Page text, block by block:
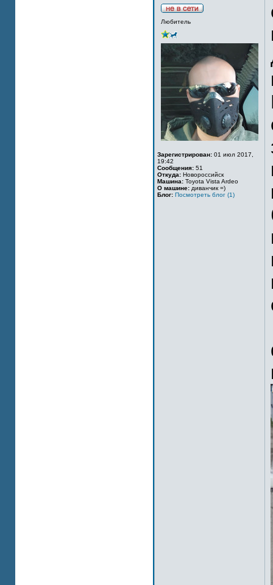
Любитель
Зарегистрирован: 01 июл 2017,
19:42
Сообщения: 51
Откуда: Новороссийск
Машина: Toyota Vista Ardeo
О машине: диванчик =)
Блог: Посмотреть блог (1)